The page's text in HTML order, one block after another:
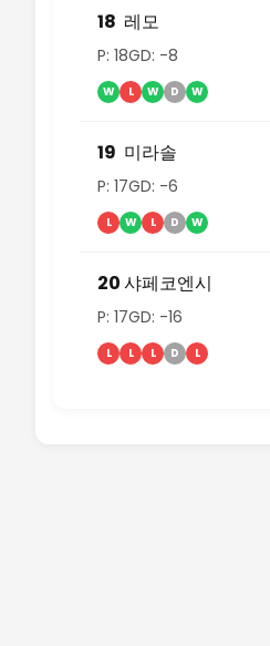
18 레모
P: 18GD: -8
W L W D W
19 미라솔
P: 17GD: -6
L W L D W
20샤페코엔시
P: 17GD: -16
L L L D L